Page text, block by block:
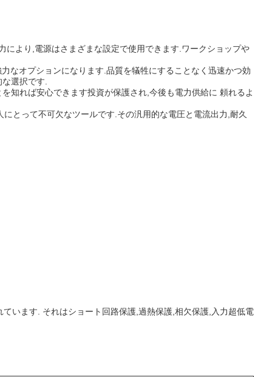
より,電源はさまざまな設定で使用できます.ワークショップや
なオプションになります.品質を犠牲にすることなく迅速かつ効
選択です.
知れば安心できます投資が保護され,今後も電力供給に 頼れるよ
とって不可欠なツールです.その汎用的な電圧と電流出力,耐久
います. それはショート回路保護,過熱保護,相欠保護,入力超低電